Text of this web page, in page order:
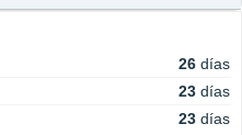
26 días
23 días
23 días